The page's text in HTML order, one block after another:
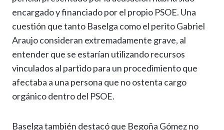
encargado y financiado por el propio PSOE. Una
cuestión que tanto Baselga como el perito Gabriel
Araujo consideran extremadamente grave, al
entender que se estarían utilizando recursos
vinculados al partido para un procedimiento que
afectaba a una persona que no ostenta cargo
orgánico dentro del PSOE.
Baselga también destacó que Begoña Gómez no